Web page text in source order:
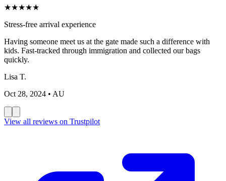
★★★★★
Stress-free arrival experience
Having someone meet us at the gate made such a difference with
kids. Fast-tracked through immigration and collected our bags
quickly.
Lisa T.
Oct 28, 2024 • AU
View all reviews on Trustpilot